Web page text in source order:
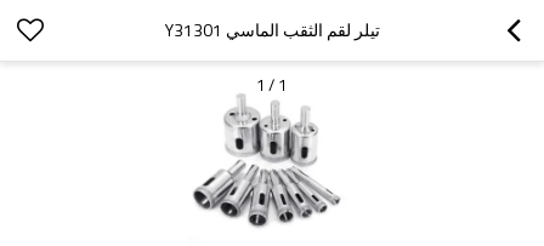
تيلر لقم الثقب الماسي Y31301
1
/
1